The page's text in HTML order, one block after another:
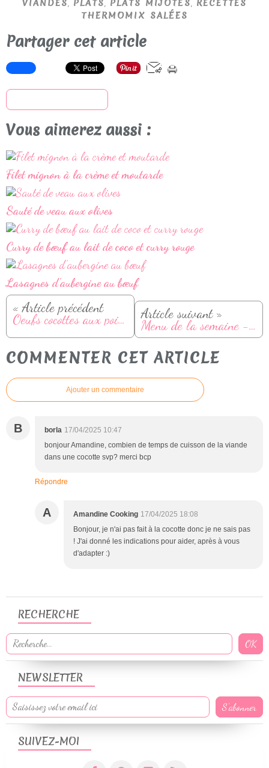
VIANDES PLATS PLATS MIJOTÉS RECETTES
THERMOMIX SALÉES
Partager cet article
Vous aimerez aussi :
Filet mignon à la crème et moutarde
Sauté de veau aux olives
Curry de bœuf au lait de coco et curry rouge
Lasagnes d’aubergine au bœuf
« Article précédent
Oeufs cocottes aux poireaux Article suivant »
Menu de la semaine - Du 21 au 27 avril
COMMENTER CET ARTICLE
Ajouter un commentaire
B borla 17/04/2025 10:47
bonjour Amandine, combien de temps de cuisson de la viande
dans une cocotte svp? merci bcp
Répondre
A Amandine Cooking 17/04/2025 18:08
Bonjour, je n'ai pas fait à la cocotte donc je ne sais pas
! J'ai donné les indications pour aider, après à vous
d'adapter :)
NEWSLETTER
SUIVEZ-MOI
RECHERCHE